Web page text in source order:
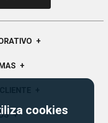
cookies
+
+
Regalo
+